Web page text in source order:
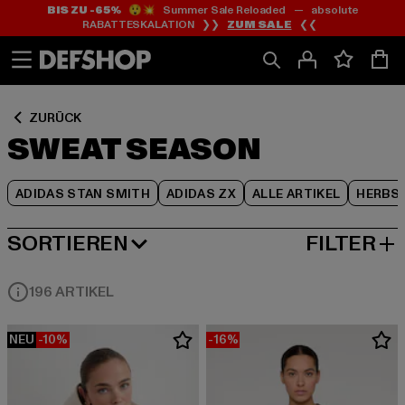
Zum
Inhalt
springen
Zum
Fußzeile
springen
BIS ZU -65%😲💥 Summer Sale Reloaded — absolute
RABATTESKALATION ❯❯ ZUM SALE ❮❮
ZURÜCK
SWEAT SEASON
ADIDAS STAN SMITH ADIDAS ZX ALLE ARTIKEL
Zum
Produktraster
springen
SORTIEREN
BELIEBTESTE FILTER
196 ARTIKEL
NEU -10% -16%